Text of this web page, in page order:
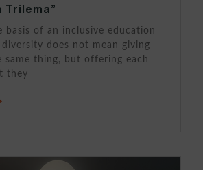
Trilema”
basis of an inclusive education
does not mean giving
same thing, but offering each
they